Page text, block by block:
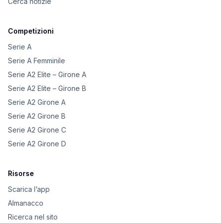
Competizioni
Serie A
Serie A Femminile
Serie A2 Elite – Girone A
Serie A2 Elite – Girone B
Serie A2 Girone A
Serie A2 Girone B
Serie A2 Girone C
Serie A2 Girone D
Risorse
Scarica l’app
Almanacco
Ricerca nel sito